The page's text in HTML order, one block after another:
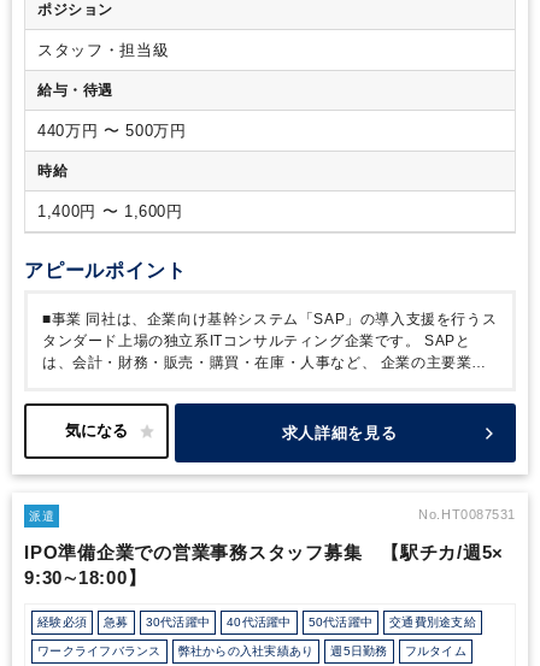
ポジション
スタッフ・担当級
給与・待遇
440万円 〜 500万円
時給
1,400円 〜 1,600円
アピールポイント
■事業 同社は、企業向け基幹システム「SAP」の導入支援を行うス
タンダード上場の独立系ITコンサルティング企業です。
SAPと
は、会計・財務・販売・購買・在庫・人事など、
企業の主要業務
内容伝票入力（SAP）、入金・支払業務などから徐々にお任せ
し、月次・年次決算業務へと業務範囲を徐々に広げていただくこ
示資料関連業務や株主総会対応、経営層からの依頼業務などにも携
理部の状況に応じて、総務・庶務業務をご依頼する場合がございま
フレックス制度を柔軟に活用できるほか、残業も閑散期はほぼな
く繁忙期でも月20時間程度と働きやすい環境です。
求人詳細を見る
派遣 No.HT0087531
IPO準備企業での営業事務スタッフ募集 【駅チカ/週5×
9:30∼18:00】
経験必須 急募 30代活躍中 40代活躍中 50代活躍中 交通費別途支給
ワークライフバランス 弊社からの入社実績あり 週5日勤務 フルタイム